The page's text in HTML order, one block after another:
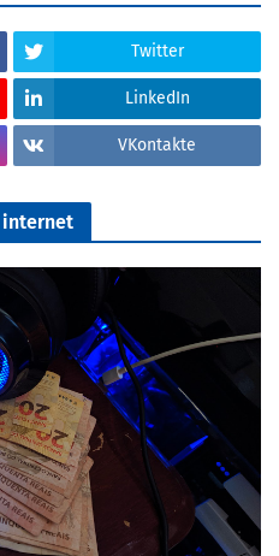
Twitter
LinkedIn
VKontakte
internet